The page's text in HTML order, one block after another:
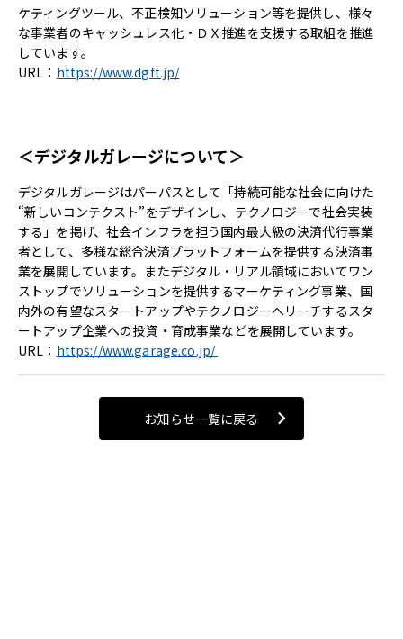
ケティングツール、不正検知ソリューション等を提供し、様々
な事業者のキャッシュレス化・ＤＸ推進を支援する取組を推進
しています。
URL： https://www.dgft.jp/
＜デジタルガレージについて＞
デジタルガレージはパーパスとして「持続可能な社会に向けた
“新しいコンテクスト”をデザインし、テクノロジーで社会実装
する」を掲げ、社会インフラを担う国内最大級の決済代行事業
者として、多様な総合決済プラットフォームを提供する決済事
業を展開しています。またデジタル・リアル領域においてワン
ストップでソリューションを提供するマーケティング事業、国
内外の有望なスタートアップやテクノロジーへリーチするスタ
ートアップ企業への投資・育成事業などを展開しています。
URL： https://www.garage.co.jp/
お知らせ一覧に戻る